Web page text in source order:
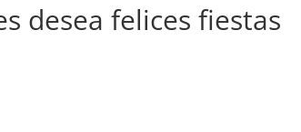
desea felices fiestas